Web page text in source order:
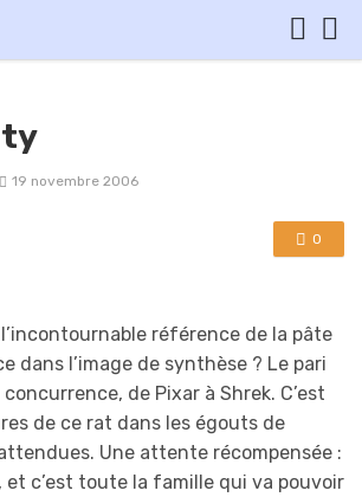
19 novembre 2006
0
référence de la pâte
dans l’image de synthèse ? Le pari
de Pixar à Shrek. C’est
de ce rat dans les égouts de
Une attente récompensée :
et c’est toute la famille qui va pouvoir